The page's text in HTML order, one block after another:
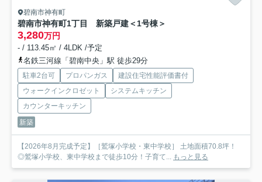
碧南市神有町
碧南市神有町1丁目 新築戸建＜1号棟＞
3,280万円
- / 113.45㎡ / 4LDK /予定
名鉄三河線「碧南中央」駅 徒歩29分
駐車2台可 プロパンガス
建設住宅性能評価書付
ウォークインクロゼット
システムキッチン
カウンターキッチン
新築
【2026年8月完成予定】［鷲塚小学校・東中学校］ 土地面積70.8坪！
◎鷲塚小学校、東中学校まで徒歩10分！子育て...
もっと見る